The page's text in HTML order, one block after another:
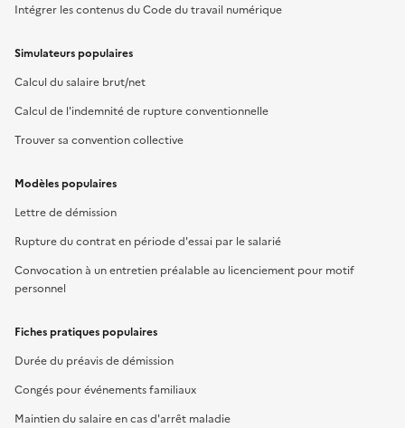
Intégrer les contenus du Code du travail numérique
Simulateurs populaires
Calcul du salaire brut/net
Calcul de l'indemnité de rupture conventionnelle
Trouver sa convention collective
Modèles populaires
Lettre de démission
Rupture du contrat en période d'essai par le salarié
Convocation à un entretien préalable au licenciement pour motif
personnel
Fiches pratiques populaires
Durée du préavis de démission
Congés pour événements familiaux
Maintien du salaire en cas d'arrêt maladie